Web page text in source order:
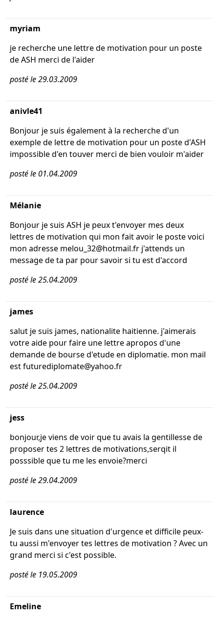
myriam
je recherche une lettre de motivation pour un poste
de ASH merci de l'aider
posté le 29.03.2009
anivle41
Bonjour je suis également à la recherche d'un
exemple de lettre de motivation pour un poste d'ASH
impossible d'en touver merci de bien vouloir m'aider
posté le 01.04.2009
Mélanie
Bonjour je suis ASH je peux t'envoyer mes deux
lettres de motivation qui mon fait avoir le poste voici
mon adresse melou_32@hotmail.fr j'attends un
message de ta par pour savoir si tu est d'accord
posté le 25.04.2009
james
salut je suis james, nationalite haitienne. j'aimerais
votre aide pour faire une lettre apropos d'une
demande de bourse d'etude en diplomatie. mon mail
est futurediplomate@yahoo.fr
posté le 25.04.2009
jess
bonjour,je viens de voir que tu avais la gentillesse de
proposer tes 2 lettres de motivations,serqit il
posssible que tu me les envoie?merci
posté le 29.04.2009
laurence
Je suis dans une situation d'urgence et difficile peux-
tu aussi m'envoyer tes lettres de motivation ? Avec un
grand merci si c'est possible.
posté le 19.05.2009
Emeline